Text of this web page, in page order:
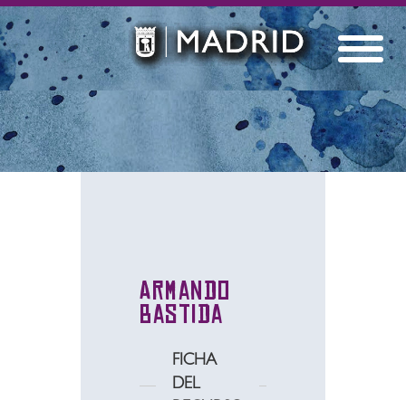
Armando
Bastida
FICHA
DEL